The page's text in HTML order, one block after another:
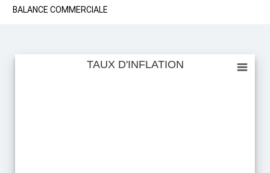
BALANCE COMMERCIALE
TAUX D'INFLATIONTAUX D'INFLATION